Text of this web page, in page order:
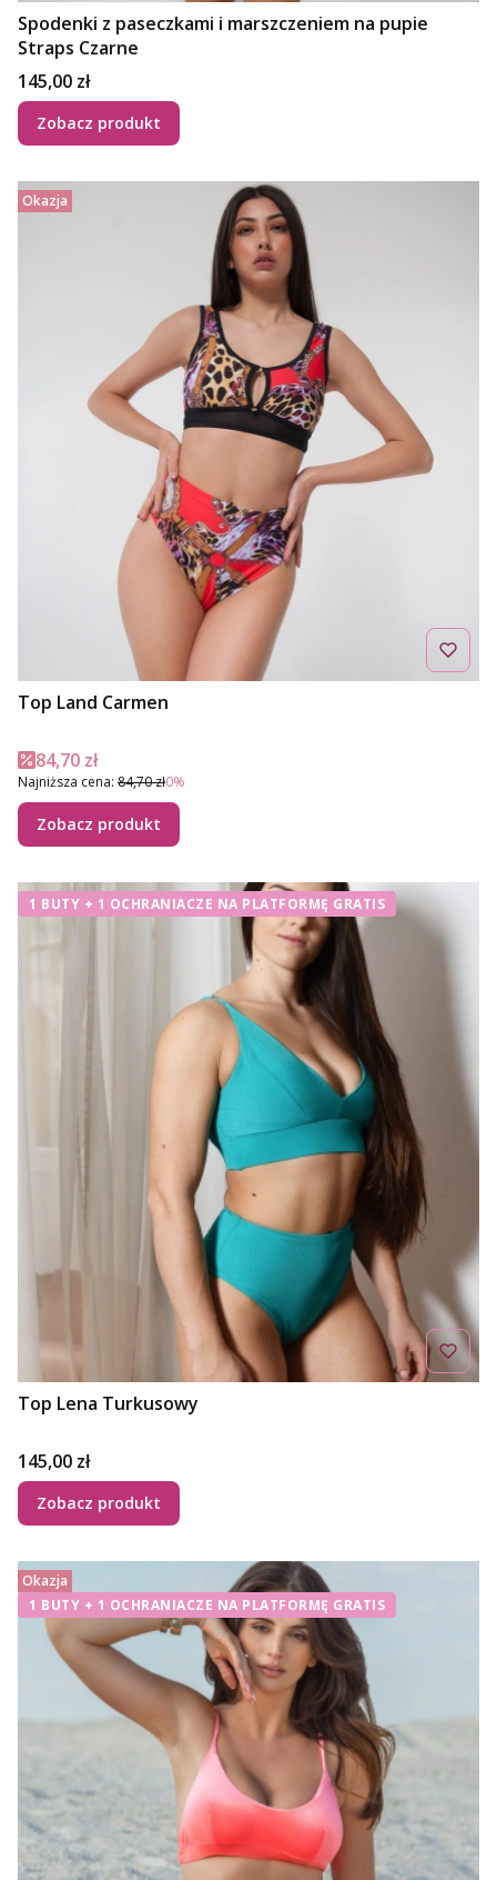
Spodenki z paseczkami i marszczeniem na pupie
Straps Czarne
Cena
145,00 zł
Zobacz produkt
Okazja
Top Land Carmen
Cena promocyjna
84,70 zł
Najniższa cena: 84,70 zł0%
Zobacz produkt
1 BUTY + 1 OCHRANIACZE NA PLATFORMĘ GRATIS
Top Lena Turkusowy
Cena
145,00 zł
Zobacz produkt
Okazja
1 BUTY + 1 OCHRANIACZE NA PLATFORMĘ GRATIS